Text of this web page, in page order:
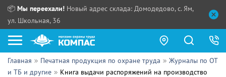
📦 Мы переехали! Новый адрес склада: Домодедово, с. Ям,
ул. Школьная, 36
Как купить?
Главная Печатная продукция по охране труда
Журналы по ОТ
и ТБ и другие
Книга выдачи распоряжений на производство